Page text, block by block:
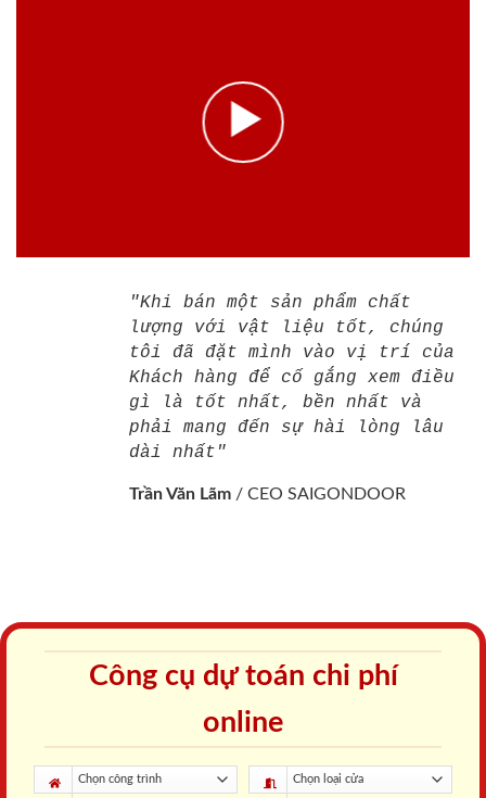
"Khi bán một sản phẩm chất
lượng với vật liệu tốt, chúng
tôi đã đặt mình vào vị trí của
Khách hàng để cố gắng xem điều
gì là tốt nhất, bền nhất và
phải mang đến sự hài lòng lâu
dài nhất"
Trần Văn Lãm / CEO SAIGONDOOR
Công cụ dự toán chi phí
online